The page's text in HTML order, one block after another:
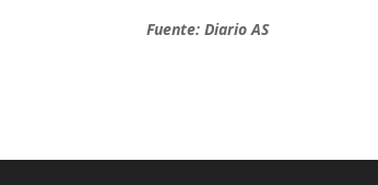
Fuente: Diario AS